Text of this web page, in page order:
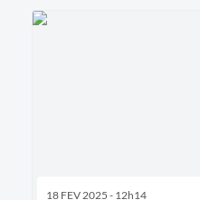
18 FEV 2025 - 12h14